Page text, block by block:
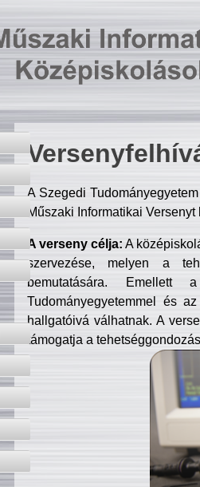
A Szegedi
Műszaki Informatikai
A verseny célja: A
szervezése, melyen a
bemutatására. Emellett
Tudományegyetemmel és
hallgatóivá válhatnak. A
támogatja a